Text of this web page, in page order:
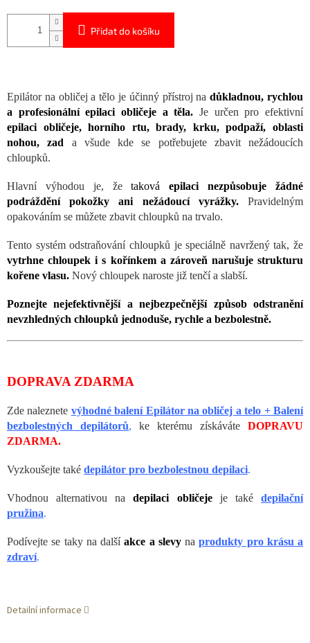
Přidat do košíku
Epilátor na obličej a tělo je účinný přístroj nadůkladnou, rychlou
a profesionální epilaci obličeje a těla. Je určen pro efektivní
epilaci obličeje, horního rtu, brady, krku, podpaží, oblasti
nohou, zad a všude kde se potřebujete zbavit nežádoucích
chloupků.
Hlavní výhodou je, žetaková epilaci nezpůsobuje žádné
podráždění pokožky ani nežádoucí vyrážky.
Pravidelným
opakováním se můžete zbavit chloupků na trvalo.
Tento systém odstraňování chloupků je speciálně navržený tak, že
vytrhne chloupek i s kořínkem a zároveň narušuje strukturu
kořene vlasu. Nový chloupek naroste již tenčí a slabší.
Poznejte nejefektivnější a nejbezpečnější způsob odstranění
nevzhledných chloupků jednoduše, rychle a bezbolestně.
DOPRAVA ZDARMA
Zde naleznete výhodné balení Epilátor na obličej a telo + Balení
bezbolestných depilátorů, ke kterému získáváte DOPRAVU
ZDARMA.
Vyzkoušejte také depilátor pro bezbolestnou depilaci.
Vhodnou alternativou na depilaci obličeje je také
depilační
pružina.
Podívejte se taky na dalšíakce a slevynaprodukty pro krásu a
zdraví.
Detailní informace